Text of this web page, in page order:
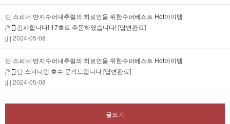
딘 스피너 반지수퍼내추럴의 히로인을 위한수퍼베스트 Hot아이템
감사합니다! 17호로 주문하였습니다![답변완료]
jj | 2024-05-08
딘 스피너 반지수퍼내추럴의 히로인을 위한수퍼베스트 Hot아이템
딘 스피너링 호수 문의드립니다[답변완료]
jj | 2024-05-08
글쓰기